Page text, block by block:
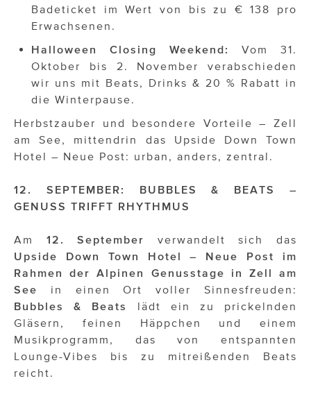
Badeticket im Wert von bis zu € 138 pro
Erwachsenen.
Halloween Closing Weekend:
Vom 31.
Oktober bis 2. November verabschieden
wir uns mit Beats, Drinks & 20 % Rabatt in
die Winterpause.
Herbstzauber und besondere Vorteile – Zell
am See, mittendrin das Upside Down Town
Hotel – Neue Post: urban, anders, zentral.
12. SEPTEMBER: BUBBLES & BEATS –
GENUSS TRIFFT RHYTHMUS
Am 12. September
verwandelt sich das
Upside Down Town Hotel – Neue Post
im
Rahmen der Alpinen Genusstage in Zell am
See
in einen Ort voller Sinnesfreuden:
Bubbles & Beats
lädt ein zu prickelnden
Gläsern, feinen Häppchen und einem
Musikprogramm, das von entspannten
Lounge-Vibes bis zu mitreißenden Beats
reicht.